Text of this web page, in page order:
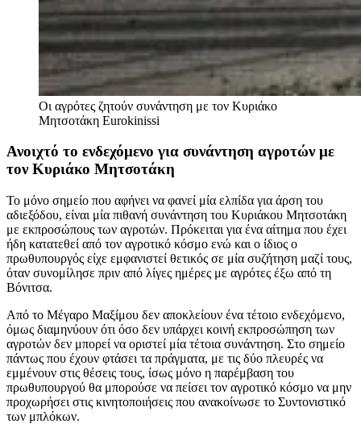
Οι αγρότες ζητούν συνάντηση με τον Κυριάκο
Μητσοτάκη Eurokinissi
Ανοιχτό το ενδεχόμενο για συνάντηση αγροτών με
τον Κυριάκο Μητσοτάκη
Το μόνο σημείο που αφήνει να φανεί μία ελπίδα για άρση του
αδιεξόδου, είναι μία πιθανή συνάντηση του Κυριάκου Μητσοτάκη
με εκπροσώπους των αγροτών. Πρόκειται για ένα αίτημα που έχει
ήδη κατατεθεί από τον αγροτικό κόσμο ενώ και ο ίδιος ο
πρωθυπουργός είχε εμφανιστεί θετικός σε μία συζήτηση μαζί τους,
όταν συνομίλησε πριν από λίγες ημέρες με αγρότες έξω από τη
Βόνιτσα.
Από το Μέγαρο Μαξίμου δεν αποκλείουν ένα τέτοιο ενδεχόμενο,
όμως διαμηνύουν ότι όσο δεν υπάρχει κοινή εκπροσώπηση των
αγροτών δεν μπορεί να οριστεί μία τέτοια συνάντηση. Στο σημείο
πάντως που έχουν φτάσει τα πράγματα, με τις δύο πλευρές να
εμμένουν στις θέσεις τους, ίσως μόνο η παρέμβαση του
πρωθυπουργού θα μπορούσε να πείσει τον αγροτικό κόσμο να μην
προχωρήσει στις κινητοποιήσεις που ανακοίνωσε το Συντονιστικό
των μπλόκων.